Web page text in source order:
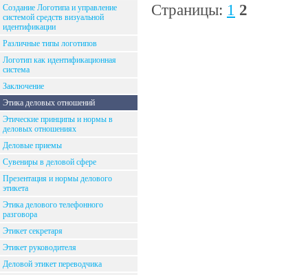
Создание Логотипа и управление
системой средств визуальной
идентификации
Различные типы логотипов
Логотип как идентификационная
система
Заключение
Этика деловых отношений
Этические принципы и нормы в
деловых отношениях
Деловые приемы
Сувениры в деловой сфере
Презентация и нормы делового
этикета
Этика делового телефонного
разговора
Этикет секретаря
Этикет руководителя
Деловой этикет переводчика
Страницы: 1 2